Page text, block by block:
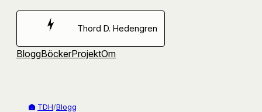
Hoppa
Thord D. Hedengren
BloggBöckerProjektOm
TDH/Blogg